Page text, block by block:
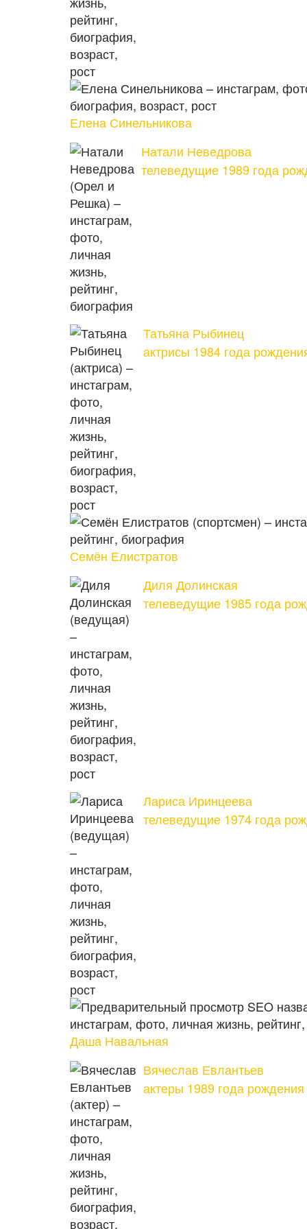
Елена Синельникова
Натали Неведрова
телеведущие 1989 года
Татьяна Рыбинец
актрисы 1984 года
Семён Елистратов
Диля Долинская
телеведущие 1985 года
Лариса Иринцеева
телеведущие 1974 года
Даша Навальная
Вячеслав Евлантьев
актеры 1989 года рождения